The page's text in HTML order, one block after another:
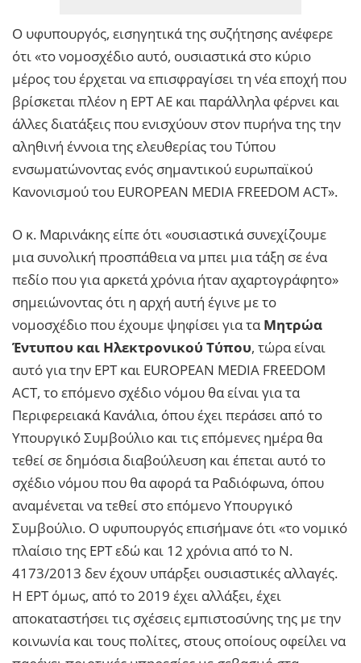
Ο υφυπουργός, εισηγητικά της συζήτησης ανέφερε
ότι «το νομοσχέδιο αυτό, ουσιαστικά στο κύριο
μέρος του έρχεται να επισφραγίσει τη νέα εποχή που
βρίσκεται πλέον η ΕΡΤ ΑΕ και παράλληλα φέρνει και
άλλες διατάξεις που ενισχύουν στον πυρήνα της την
αληθινή έννοια της ελευθερίας του Τύπου
ενσωματώνοντας ενός σημαντικού ευρωπαϊκού
Κανονισμού του EUROPEAN MEDIA FREEDOM ACT».
Ο κ. Μαρινάκης είπε ότι «ουσιαστικά συνεχίζουμε
μια συνολική προσπάθεια να μπει μια τάξη σε ένα
πεδίο που για αρκετά χρόνια ήταν αχαρτογράφητο»
σημειώνοντας ότι η αρχή αυτή έγινε με το
νομοσχέδιο που έχουμε ψηφίσει για ταΜητρώα
Έντυπου και Ηλεκτρονικού Τύπου, τώρα είναι
αυτό για την ΕΡΤ και EUROPEAN MEDIA FREEDOM
ACT, το επόμενο σχέδιο νόμου θα είναι για τα
Περιφερειακά Κανάλια, όπου έχει περάσει από το
Υπουργικό Συμβούλιο και τις επόμενες ημέρα θα
τεθεί σε δημόσια διαβούλευση και έπεται αυτό το
σχέδιο νόμου που θα αφορά τα Ραδιόφωνα, όπου
αναμένεται να τεθεί στο επόμενο Υπουργικό
Συμβούλιο. Ο υφυπουργός επισήμανε ότι «το νομικό
πλαίσιο της ΕΡΤ εδώ και 12 χρόνια από το Ν.
4173/2013 δεν έχουν υπάρξει ουσιαστικές αλλαγές.
Η ΕΡΤ όμως, από το 2019 έχει αλλάξει, έχει
αποκαταστήσει τις σχέσεις εμπιστοσύνης της με την
κοινωνία και τους πολίτες, στους οποίους οφείλει να